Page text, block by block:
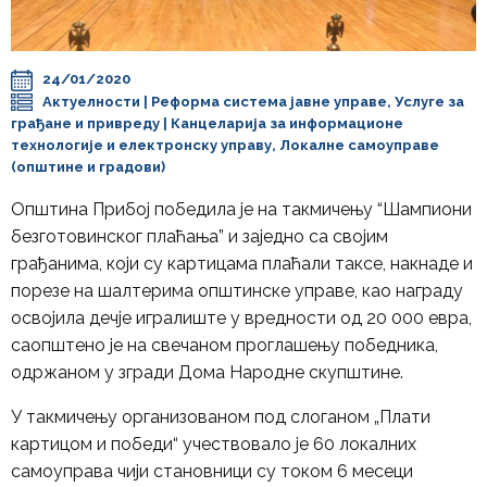
24/01/2020
Актуелности | Реформа система јавне управе, Услуге за
грађане и привреду
Канцеларија за информационе
технологије и електронску управу, Локалне самоуправе
(општине и градови)
Општина Прибој победила је на такмичењу “Шампиони
безготовинског плаћања” и заједно са својим
грађанима, који су картицама плаћали таксе, накнаде и
порезе на шалтерима општинске управе, као награду
освојила дечје игралиште у вредности од 20 000 евра,
саопштено је на свечаном проглашењу победника,
одржаном у згради Дома Народне скупштине.
У такмичењу организованом под слоганом „Плати
картицом и победи“ учествовало је 60 локалних
самоуправа чији становници су током 6 месеци